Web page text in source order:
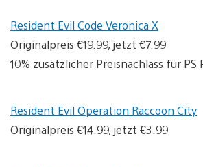
Resident Evil Code Veronica X
Originalpreis €19.99, jetzt €7.99
10% zusätzlicher Preisnachlass für
Resident Evil Operation Raccoon City
Originalpreis €14.99, jetzt €3.99